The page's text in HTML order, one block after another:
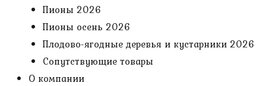
Пионы 2026
Пионы осень 2026
Плодово-ягодные деревья и кустарники 2026
Сопутствующие товары
О компании